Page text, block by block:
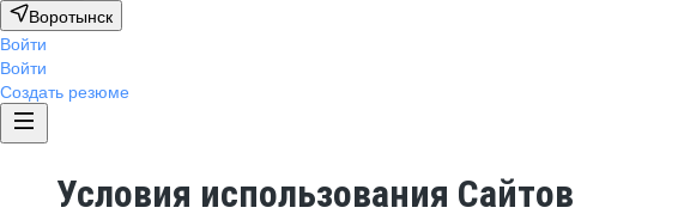
Воротынск
Войти
Войти
Создать резюме
Условия использования Сайтов